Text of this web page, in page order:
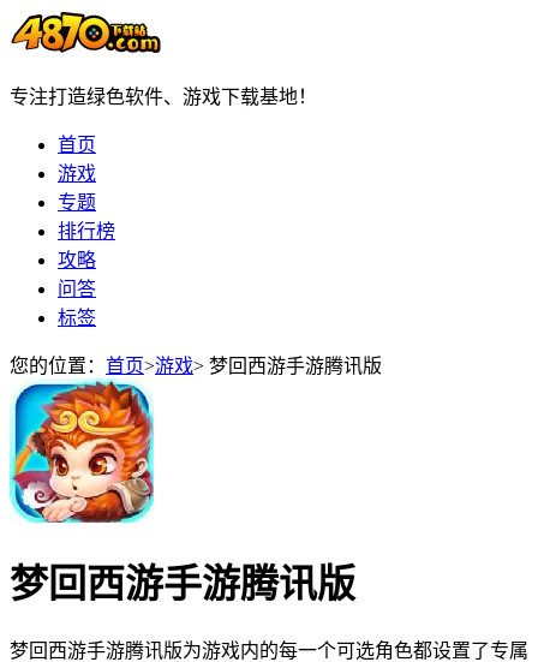
专注打造绿色软件、游戏下载基地！
首页
游戏
专题
排行榜
攻略
问答
标签
您的位置： 首页>游戏> 梦回西游手游腾讯版
梦回西游手游腾讯版
梦回西游手游腾讯版为游戏内的每一个可选角色都设置了专属